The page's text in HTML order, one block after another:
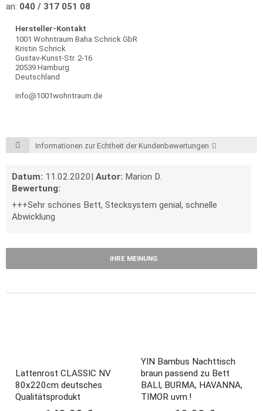
an: 040 / 317 051 08
Hersteller-Kontakt
1001 Wohntraum Baha Schrick GbR
Kristin Schrick
Gustav-Kunst-Str. 2-16
20539 Hamburg
Deutschland
info@1001wohntraum.de
Informationen zur Echtheit der Kundenbewertungen
Datum: 11.02.2020| Autor: Marion D.
Bewertung:
+++Sehr schönes Bett, Stecksystem genial, schnelle
Abwicklung
IHRE MEINUNG
Lattenrost CLASSIC NV
80x220cm deutsches
Qualitätsprodukt
YIN Bambus Nachttisch
braun passend zu Bett
BALI, BURMA, HAVANNA,
TIMOR uvm.!